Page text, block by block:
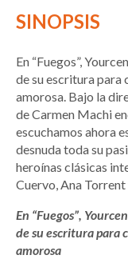
SINOPSIS
En “Fuegos”,
de su escritura para
amorosa. Bajo la
de Carmen Machi
escuchamos ahora
desnuda toda su
heroínas clásicas
Cuervo, Ana
En “Fuegos”,
de su escritura para
amorosa